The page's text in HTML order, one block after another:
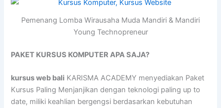
Pemenang Lomba Wirausaha Muda Mandiri & Mandiri
Young Technopreneur
PAKET KURSUS KOMPUTER APA SAJA?
kursus web bali KARISMA ACADEMY menyediakan Paket
Kursus Paling Menjanjikan dengan teknologi paling up to
date, miliki keahlian bergengsi berdasarkan kebutuhan